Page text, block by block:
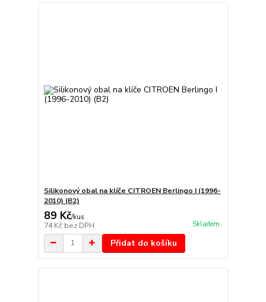
Silikonový obal na klíče CITROEN Berlingo I (1996-
2010) (B2)
89 Kč/kus
74 Kč bez DPH Skladem
Přidat do košíku